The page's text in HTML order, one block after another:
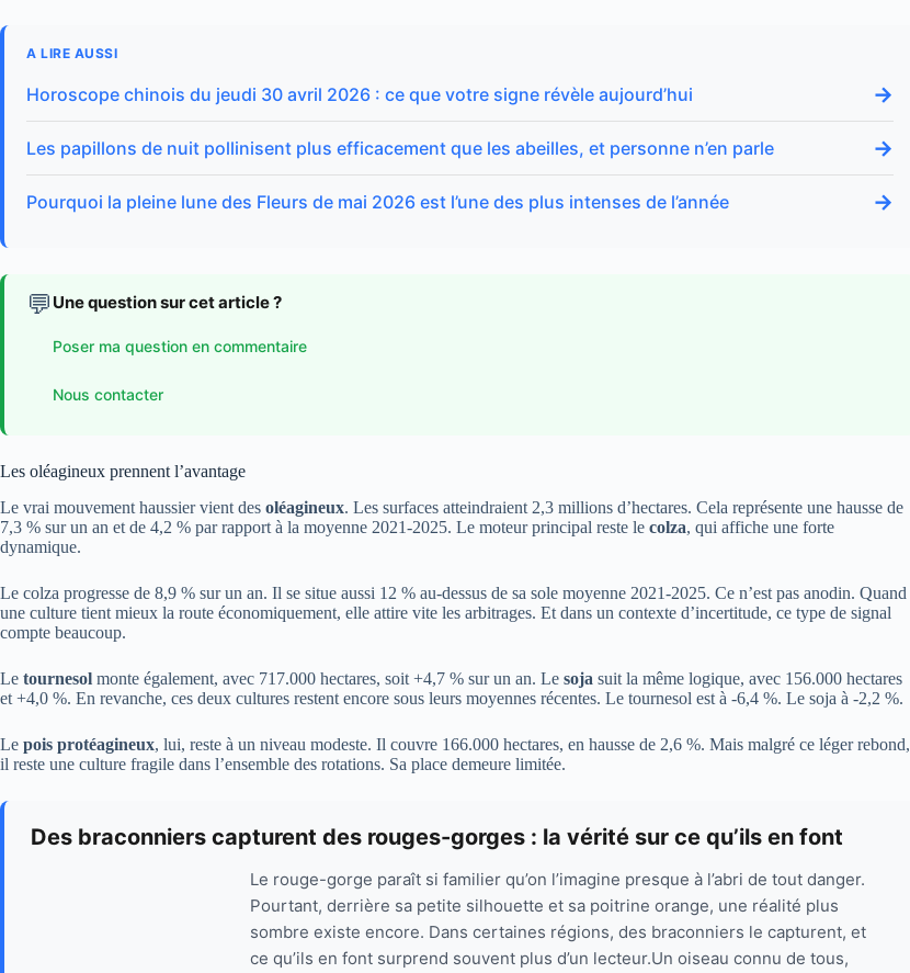
A LIRE AUSSI
Horoscope chinois du jeudi 30 avril 2026 : ce que votre signe révèle aujourd’hui →
Les papillons de nuit pollinisent plus efficacement que les abeilles, et personne n’en parle →
Pourquoi la pleine lune des Fleurs de mai 2026 est l’une des plus intenses de l’année →
💬 Une question sur cet article ?
Poser ma question en commentaire
Nous contacter
Les oléagineux prennent l’avantage
Le vrai mouvement haussier vient des oléagineux. Les surfaces atteindraient 2,3 millions d’hectares. Cela représente une hausse de
7,3 % sur un an et de 4,2 % par rapport à la moyenne 2021-2025. Le moteur principal reste le colza, qui affiche une forte
dynamique.
Le colza progresse de 8,9 % sur un an. Il se situe aussi 12 % au-dessus de sa sole moyenne 2021-2025. Ce n’est pas anodin. Quand
une culture tient mieux la route économiquement, elle attire vite les arbitrages. Et dans un contexte d’incertitude, ce type de signal
compte beaucoup.
Le tournesol monte également, avec 717.000 hectares, soit +4,7 % sur un an. Le soja suit la même logique, avec 156.000 hectares
et +4,0 %. En revanche, ces deux cultures restent encore sous leurs moyennes récentes. Le tournesol est à -6,4 %. Le soja à -2,2 %.
Le pois protéagineux, lui, reste à un niveau modeste. Il couvre 166.000 hectares, en hausse de 2,6 %. Mais malgré ce léger rebond,
il reste une culture fragile dans l’ensemble des rotations. Sa place demeure limitée.
Des braconniers capturent des rouges-gorges : la vérité sur ce qu’ils en font
Le rouge-gorge paraît si familier qu’on l’imagine presque à l’abri de tout danger.
Pourtant, derrière sa petite silhouette et sa poitrine orange, une réalité plus
sombre existe encore. Dans certaines régions, des braconniers le capturent, et
ce qu’ils en font surprend souvent plus d’un lecteur.Un oiseau connu de tous,